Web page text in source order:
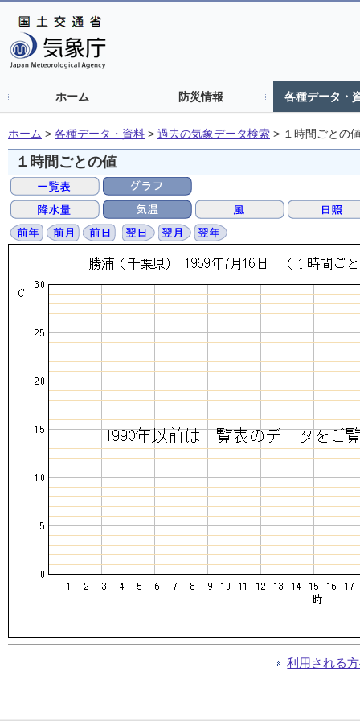
ホーム 防災情報 各種データ・
ホーム > 各種データ・資料 > 過去の気象データ検索 > １時間ごとの
１時間ごとの値
利用される